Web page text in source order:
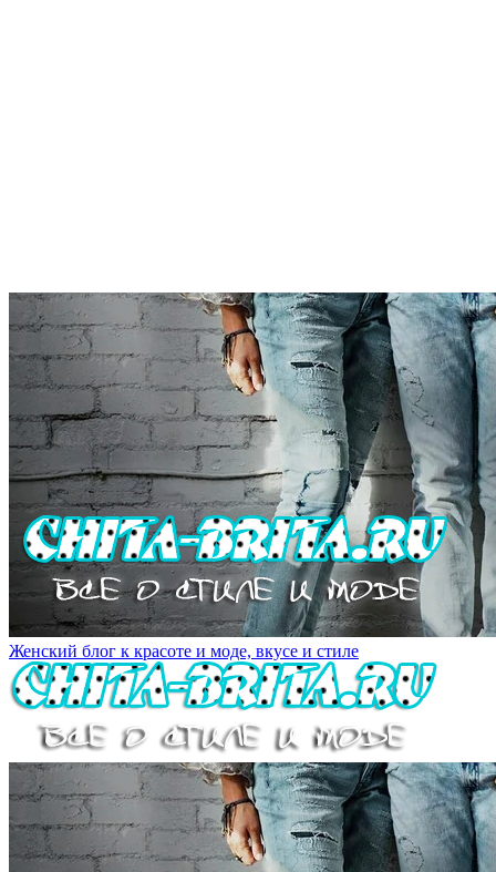
Женский блог к красоте и моде, вкусе и стиле